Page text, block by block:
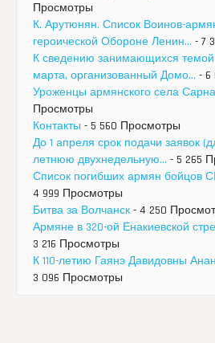
Просмотры
К. Арутюнян. Список Воинов-
героической Обороне Ленин... - 7
К сведению занимающихся
марта, организованный Домо... - 6
Уроженцы армянского села
Просмотры
Контакты - 5 560 Просмотры
До 1 апреля срок подачи заявок
летнюю двухнедельную... - 5 265
Список погибших армян бойцов
4 999 Просмотры
Битва за Волчанск - 4 250
Армяне в 320-ой Енакиевской
3 216 Просмотры
К 110-летию Гаянэ Давидовны
3 096 Просмотры